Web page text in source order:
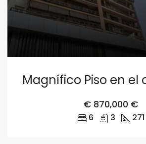
€ 870,000 €
6 3 271